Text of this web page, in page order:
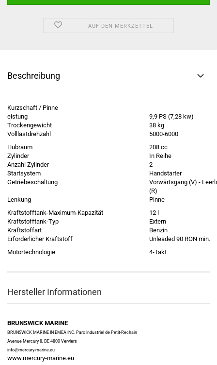
AUF DEN MERKZETTEL
Beschreibung
Kurzschaft / Pinne
eistung
9,9 PS (7,28 kw)
Trockengewicht
38 kg
Volllastdrehzahl
5000-6000
Hubraum
208 cc
Zylinder
In Reihe
Anzahl Zylinder
2
Startsystem
Handstarter
Getriebeschaltung
Vorwärtsgang (V) -
(R)
Lenkung
Pinne
Kraftstofftank-Maximum-Kapazität
12 l
Kraftstofftank-Typ
Extern
Kraftstoffart
Benzin
Erforderlicher Kraftstoff
Unleaded 90 RON min.
Motortechnologie
4-Takt
Hersteller Informationen
BRUNSWICK MARINE
BRUNSWICK MARINE IN EMEA INC. Parc Industriel de Petit-Rechain
Avenue Mercury 8, BE 4800 Verviers
info@mercury-marine.eu
www.mercury-marine.eu